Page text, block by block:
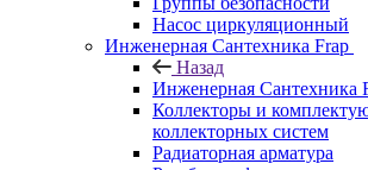
Насос циркуляционный
Инженерная Сантехника Frap
Назад
Инженерная Сантехника
Коллекторы и
коллекторных систем
Радиаторная арматура